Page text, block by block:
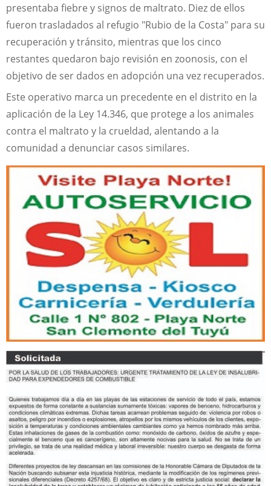
presentaba fiebre y signos de maltrato. Diez de ellos
fueron trasladados al refugio "Rubio de la Costa" para su
recuperación y tránsito, mientras que los cinco
restantes quedaron bajo revisión en zoonosis, con el
objetivo de ser dados en adopción una vez recuperados.
Este operativo marca un precedente en el distrito en la
aplicación de la Ley 14.346, que protege a los animales
contra el maltrato y la crueldad, alentando a la
comunidad a denunciar casos similares.